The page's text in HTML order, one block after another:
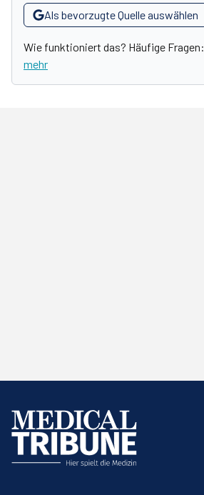
Als bevorzugte Quelle auswählen
Wie funktioniert das? Häufige Fragen:
mehr